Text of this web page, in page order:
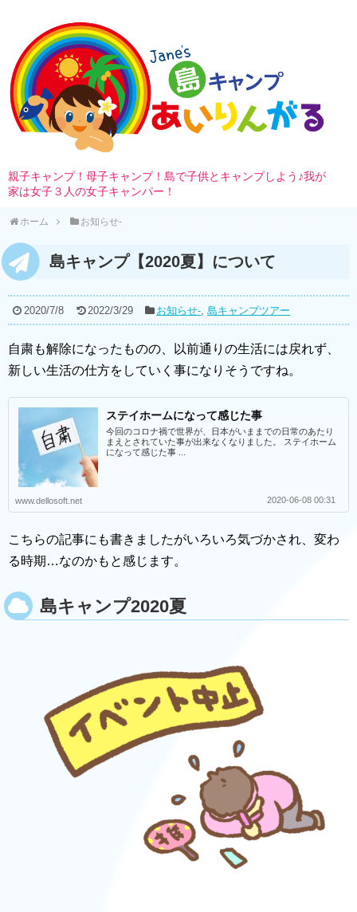
親子キャンプ！母子キャンプ！島で子供とキャンプしよう♪我が
家は女子３人の女子キャンパー！
ホーム お知らせ-
島キャンプ【2020夏】について
2020/7/8 2022/3/29 お知らせ- ,島キャンプツアー
自粛も解除になったものの、以前通りの生活には戻れず、
新しい生活の仕方をしていく事になりそうですね。
ステイホームになって感じた事
今回のコロナ禍で世界が、日本がいままでの日常のあたり
まえとされていた事が出来なくなりました。 ステイホーム
になって感じた事 ...
www.dellosoft.net 2020-06-08 00:31
こちらの記事にも書きましたがいろいろ気づかされ、変わ
る時期…なのかもと感じます。
島キャンプ2020夏